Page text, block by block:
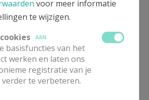
Eucharistie
Eucharistie
Eucharistie
voor meer informatie
te wijzigen.
AAN
basisfuncties van het
werken en laten ons
registratie van je
te verbeteren.